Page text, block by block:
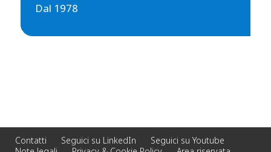
Dal 1978
Contatti Seguici su LinkedIn
Seguici su Youtube